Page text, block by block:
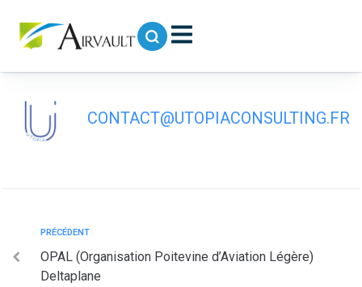
FC Airvo St Jouin
CONTACT@UTOPIACONSULTING.FR
PRÉCÉDENT
OPAL (Organisation Poitevine d’Aviation Légère)
Deltaplane